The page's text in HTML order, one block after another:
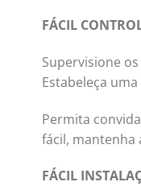
FÁCIL
Supervisione
Estabeleça
Permita
fácil, mantenha
FÁCIL